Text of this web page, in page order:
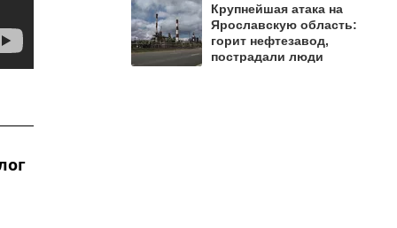
Крупнейшая атака на
Ярославскую область:
горит нефтезавод,
пострадали люди